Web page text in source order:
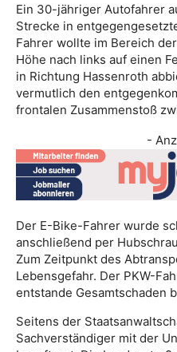
Ein 30-jähriger Autofahrer
Strecke in
Fahrer wollte im Bereich
Höhe nach links auf einen
in Richtung Hassenroth
vermutlich den
frontalen Zusammenstoß
-
Der E-Bike-Fahrer wurde
anschließend per
Zum Zeitpunkt des
Lebensgefahr. Der PKW-
entstande Gesamtschaden
Seitens der
Sachverständiger mit der